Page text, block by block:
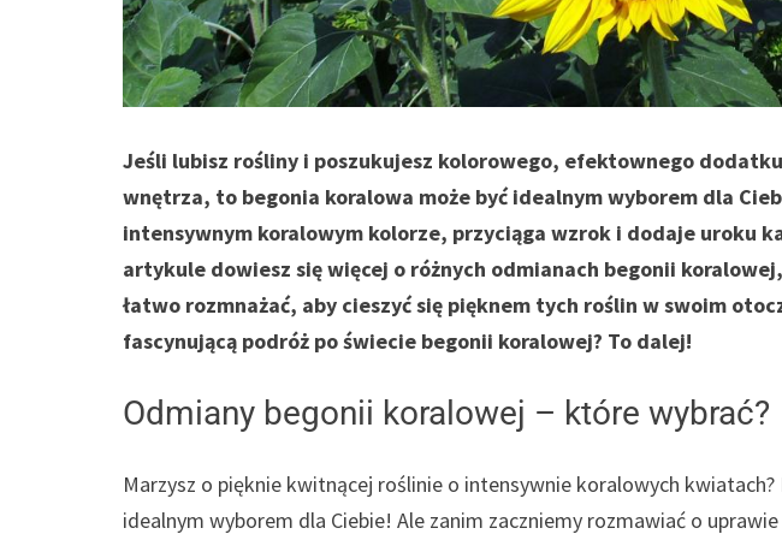
Jeśli lubisz rośliny i poszukujesz kolorowego, efektownego
wnętrza, to begonia koralowa może być idealnym wyborem dla
intensywnym koralowym kolorze, przyciąga wzrok i dodaje uroku
artykule dowiesz się więcej o różnych odmianach begonii
łatwo rozmnażać, aby cieszyć się pięknem tych roślin w swoim
fascynującą podróż po świecie begonii koralowej? To dalej!
Odmiany begonii koralowej – które wybrać?
Marzysz o pięknie kwitnącej roślinie o intensywnie koralowych
idealnym wyborem dla Ciebie! Ale zanim zaczniemy rozmawiać o